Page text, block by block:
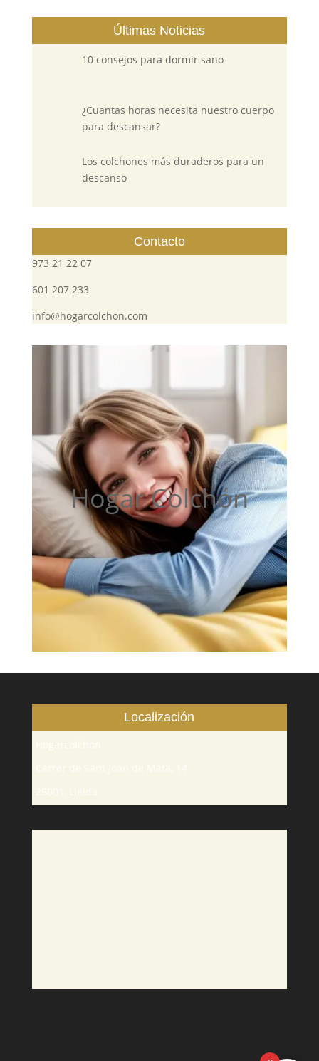
Últimas Noticias
10 consejos para dormir sano
¿Cuantas horas necesita nuestro cuerpo
para descansar?
Los colchones más duraderos para un
descanso
Contacto
973 21 22 07
601 207 233
info@hogarcolchon.com
Hogar Colchón
Localización
Hogarcolchon
Carrer de Sant Joan de Mata, 14
25001, Lleida